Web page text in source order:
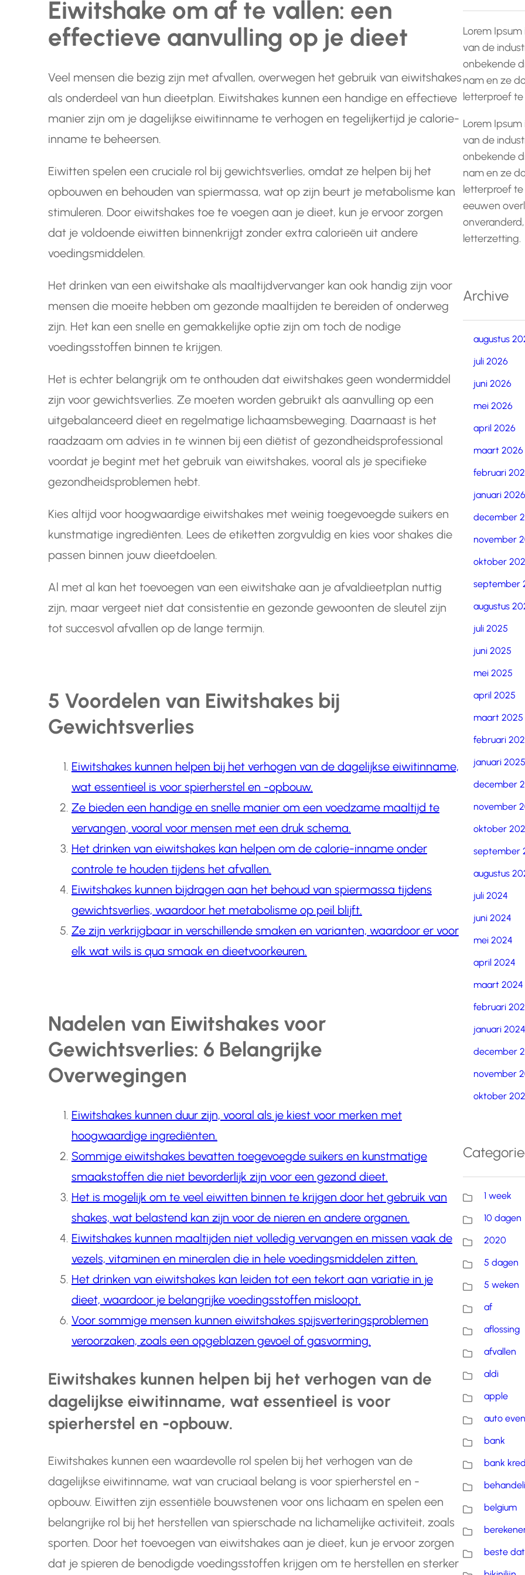
Eiwitshake om af te vallen: een
effectieve aanvulling op je dieet
Veel mensen die bezig zijn met afvallen, overwegen het gebruik van eiwitshakes
als onderdeel van hun dieetplan. Eiwitshakes kunnen een handige en effectieve
manier zijn om je dagelijkse eiwitinname te verhogen en tegelijkertijd je calorie-
inname te beheersen.
Eiwitten spelen een cruciale rol bij gewichtsverlies, omdat ze helpen bij het
opbouwen en behouden van spiermassa, wat op zijn beurt je metabolisme kan
stimuleren. Door eiwitshakes toe te voegen aan je dieet, kun je ervoor zorgen
dat je voldoende eiwitten binnenkrijgt zonder extra calorieën uit andere
voedingsmiddelen.
Het drinken van een eiwitshake als maaltijdvervanger kan ook handig zijn voor
mensen die moeite hebben om gezonde maaltijden te bereiden of onderweg
zijn. Het kan een snelle en gemakkelijke optie zijn om toch de nodige
voedingsstoffen binnen te krijgen.
Het is echter belangrijk om te onthouden dat eiwitshakes geen wondermiddel
zijn voor gewichtsverlies. Ze moeten worden gebruikt als aanvulling op een
uitgebalanceerd dieet en regelmatige lichaamsbeweging. Daarnaast is het
raadzaam om advies in te winnen bij een diëtist of gezondheidsprofessional
voordat je begint met het gebruik van eiwitshakes, vooral als je specifieke
gezondheidsproblemen hebt.
Kies altijd voor hoogwaardige eiwitshakes met weinig toegevoegde suikers en
kunstmatige ingrediënten. Lees de etiketten zorgvuldig en kies voor shakes die
passen binnen jouw dieetdoelen.
Al met al kan het toevoegen van een eiwitshake aan je afvaldieetplan nuttig
zijn, maar vergeet niet dat consistentie en gezonde gewoonten de sleutel zijn
tot succesvol afvallen op de lange termijn.
5 Voordelen van Eiwitshakes bij
Gewichtsverlies
Eiwitshakes kunnen helpen bij het verhogen van de dagelijkse eiwitinname,
wat essentieel is voor spierherstel en -opbouw.
Ze bieden een handige en snelle manier om een voedzame maaltijd te
vervangen, vooral voor mensen met een druk schema.
Het drinken van eiwitshakes kan helpen om de calorie-inname onder
controle te houden tijdens het afvallen.
Eiwitshakes kunnen bijdragen aan het behoud van spiermassa tijdens
gewichtsverlies, waardoor het metabolisme op peil blijft.
Ze zijn verkrijgbaar in verschillende smaken en varianten, waardoor er voor
elk wat wils is qua smaak en dieetvoorkeuren.
Nadelen van Eiwitshakes voor
Gewichtsverlies: 6 Belangrijke
Overwegingen
Eiwitshakes kunnen duur zijn, vooral als je kiest voor merken met
hoogwaardige ingrediënten.
Sommige eiwitshakes bevatten toegevoegde suikers en kunstmatige
smaakstoffen die niet bevorderlijk zijn voor een gezond dieet.
Het is mogelijk om te veel eiwitten binnen te krijgen door het gebruik van
shakes, wat belastend kan zijn voor de nieren en andere organen.
Eiwitshakes kunnen maaltijden niet volledig vervangen en missen vaak de
vezels, vitaminen en mineralen die in hele voedingsmiddelen zitten.
Het drinken van eiwitshakes kan leiden tot een tekort aan variatie in je
dieet, waardoor je belangrijke voedingsstoffen misloopt.
Voor sommige mensen kunnen eiwitshakes spijsverteringsproblemen
veroorzaken, zoals een opgeblazen gevoel of gasvorming.
Eiwitshakes kunnen helpen bij het verhogen van de
dagelijkse eiwitinname, wat essentieel is voor
spierherstel en -opbouw.
Eiwitshakes kunnen een waardevolle rol spelen bij het verhogen van de
dagelijkse eiwitinname, wat van cruciaal belang is voor spierherstel en -
opbouw. Eiwitten zijn essentiële bouwstenen voor ons lichaam en spelen een
belangrijke rol bij het herstellen van spierschade na lichamelijke activiteit, zoals
sporten. Door het toevoegen van eiwitshakes aan je dieet, kun je ervoor zorgen
dat je spieren de benodigde voedingsstoffen krijgen om te herstellen en sterker
Lorem
van de
onbekende
nam en ze
letterproef te
Lorem
van de
onbekende
nam en ze
letterproef te
eeuwen
letterzetting.
Archive
augustus
juli 2026
juni 2026
mei 2026
april 2026
maart 2026
februari
januari 2026
december
november
oktober
september
augustus
juli 2025
juni 2025
mei 2025
april 2025
maart 2025
februari
januari 2025
december
november
oktober
september
augustus
juli 2024
juni 2024
mei 2024
april 2024
maart 2024
februari
januari 2024
december
november
oktober
1 week
10 dagen
2020
5 dagen
5 weken
af
aflossing
afvallen
aldi
apple
auto
bank
bank
belgium
beste